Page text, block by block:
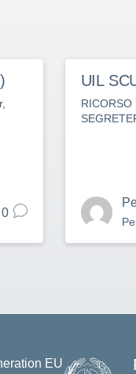
0
UIL
RICORSO